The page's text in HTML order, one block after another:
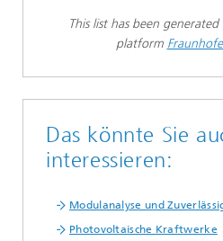
This list has been
platform
Das könnte Sie
interessieren:
Modulanalyse und
Photovoltaische Kraftwerke